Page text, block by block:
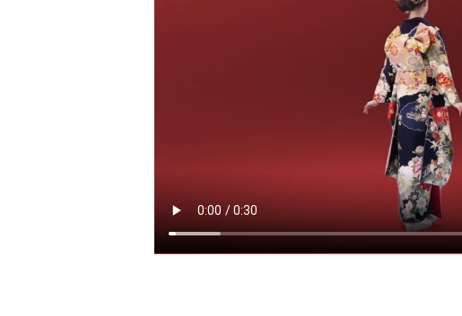
専門家の方のお墨付きを得た振袖は必見です。
＊＊＊＊＊＊＊＊＊＊＊＊＊＊＊＊＊＊＊＊＊＊
スタジオアリスの成人式革命“ふりホは6つの№1”
「自分に合う振袖を見つけられた振袖レンタル
「振袖にトレンド感がある振袖レンタルサービ
【調査概要】振袖レンタルサービス利用者満
ンドアソシェイツ■調査手法：インターネット
査期間：2025年1月17日～2025年1月26日■調